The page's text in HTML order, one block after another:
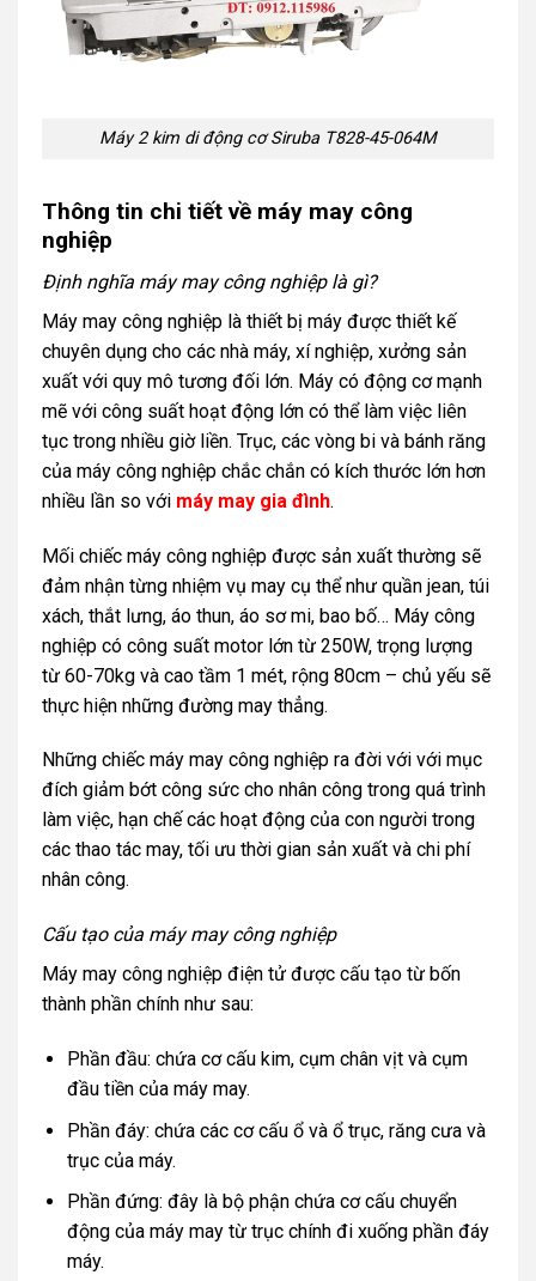
Máy 2 kim di động cơ Siruba T828-45-064M
Thông tin chi tiết về máy may công
nghiệp
Định nghĩa máy may công nghiệp là gì?
Máy may công nghiệp là thiết bị máy được thiết kế
chuyên dụng cho các nhà máy, xí nghiệp, xưởng sản
xuất với quy mô tương đối lớn. Máy có động cơ mạnh
mẽ với công suất hoạt động lớn có thể làm việc liên
tục trong nhiều giờ liền. Trục, các vòng bi và bánh răng
của máy công nghiệp chắc chắn có kích thước lớn hơn
nhiều lần so với máy may gia đình.
Mối chiếc máy công nghiệp được sản xuất thường sẽ
đảm nhận từng nhiệm vụ may cụ thể như quần jean, túi
xách, thắt lưng, áo thun, áo sơ mi, bao bố… Máy công
nghiệp có công suất motor lớn từ 250W, trọng lượng
từ 60-70kg và cao tầm 1 mét, rộng 80cm – chủ yếu sẽ
thực hiện những đường may thẳng.
Những chiếc máy may công nghiệp ra đời với với mục
đích giảm bớt công sức cho nhân công trong quá trình
làm việc, hạn chế các hoạt động của con người trong
các thao tác may, tối ưu thời gian sản xuất và chi phí
nhân công.
Cấu tạo của máy may công nghiệp
Máy may công nghiệp điện tử được cấu tạo từ bốn
thành phần chính như sau:
Phần đầu: chứa cơ cấu kim, cụm chân vịt và cụm
đầu tiền của máy may.
Phần đáy: chứa các cơ cấu ổ và ổ trục, răng cưa và
trục của máy.
Phần đứng: đây là bộ phận chứa cơ cấu chuyển
động của máy may từ trục chính đi xuống phần đáy
máy.